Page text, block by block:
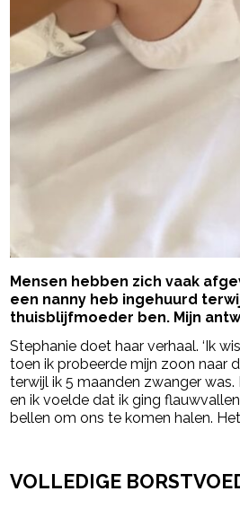
Mensen hebben zich vaak
een nanny heb ingehuurd
thuisblijfmoeder ben. Mijn
Stephanie doet haar verhaal. ‘Ik
toen ik probeerde mijn zoon naar
terwijl ik 5 maanden zwanger
en ik voelde dat ik ging
bellen om ons te komen halen.
VOLLEDIGE